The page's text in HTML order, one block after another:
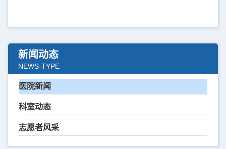
新闻动态
NEWS-TYPE
医院新闻
科室动态
志愿者风采